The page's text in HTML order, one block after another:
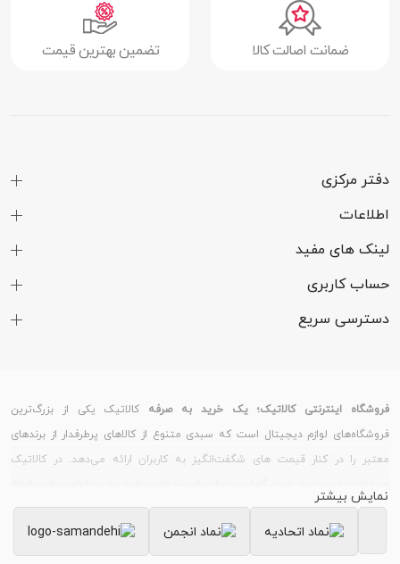
سایر ویژگی ها
ضمانت اصالت کالا تضمین بهترین قیمت
دفتر مرکزی
اطلاعات
لینک های مفید
حساب کاربری
دسترسی سریع
فروشگاه اینترنتی کالاتیک؛ یک خرید به صرفه کالاتیک یکی از بزرگ‌ترین
فروشگاه‌های لوازم دیجیتال است که سبدی متنوع از کالاهای پرطرفدار از برندهای
معتبر را در کنار قیمت های شگفت‌انگیز به کاربران ارائه می‌دهد. در کالاتیک
گوشی و تبلت، خرید ساعت هوشمند و دستبند سلامت و خرید لپ تاپ و لوازم
جانبی کامپیوتر اقدام کنید.
نمایش بیشتر